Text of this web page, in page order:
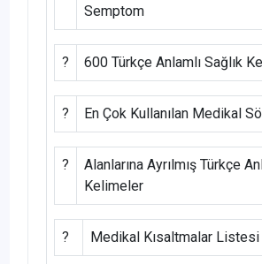
Semptom
? 600 Türkçe Anlamlı Sağlık
? En Çok Kullanılan Medikal
?
Alanlarına Ayrılmış Türkçe
Kelimeler
? Medikal Kısaltmalar Listesi